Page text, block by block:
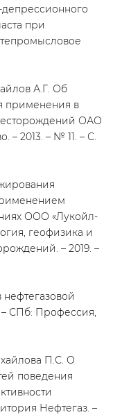
при
А.Г. Об
применения в
ОАО
– 2013. – № 11. – С.
ООО «Лукойл-
геофизика и
– 2019. –
– СПб: Профессия,
П.С. О
поведения
Нефтегаз. –